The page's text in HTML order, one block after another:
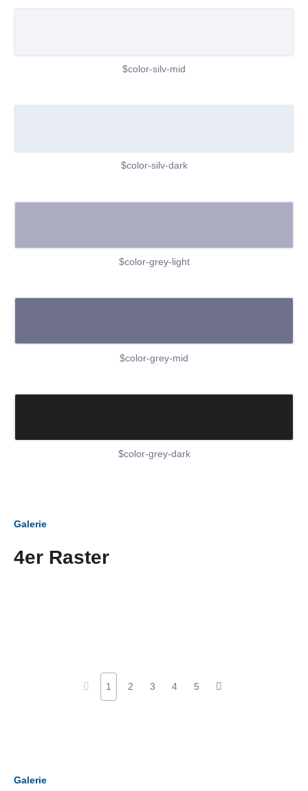
$color-silv-mid
$color-silv-dark
$color-grey-light
$color-grey-mid
$color-grey-dark
Galerie
4er Raster
1 2 3 4 5
Galerie